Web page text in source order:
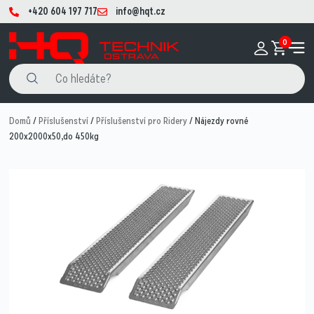
+420 604 197 717 info@hqt.cz
0
Domů /Příslušenství/Příslušenství pro Ridery/ Nájezdy rovné
200x2000x50,do 450kg